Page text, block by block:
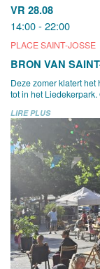
VR 28.08
14:00 - 22:00
PLACE SAINT-JOSSE
BRON VAN
Deze zomer klatert
tot in het Liedekerpark.
LIRE PLUS